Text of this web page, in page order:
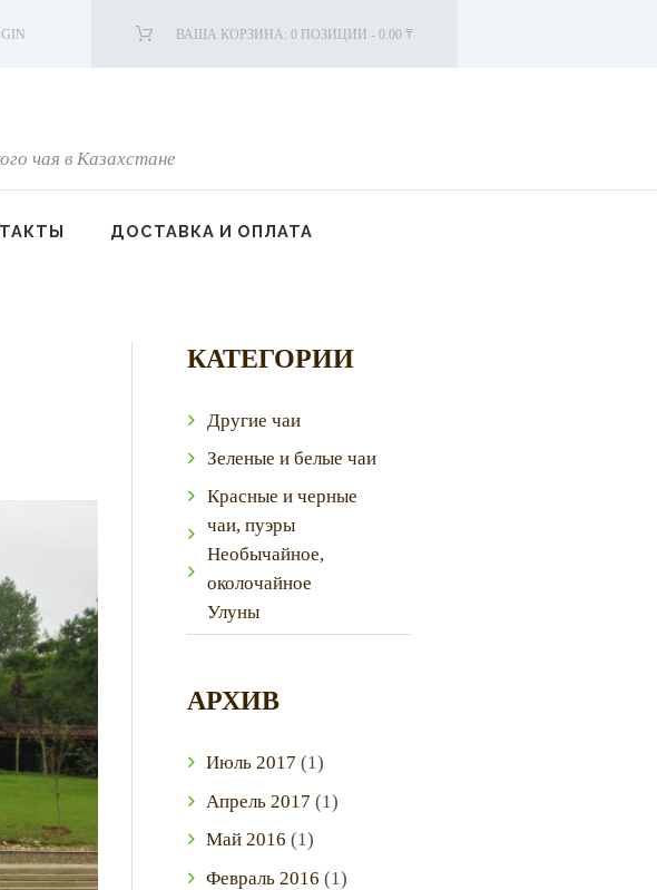
ВАША КОРЗИНА: 0 ПОЗИЦИИ - 0.00 ₸
чая в Казахстане
ДОСТАВКА И ОПЛАТА
IMG_4636
КАТЕГОРИИ
Другие чаи
Зеленые и белые чаи
Красные и черные
чаи, пуэры
Необычайное,
околочайное
Улуны
АРХИВ
Июль 2017 (1)
Апрель 2017 (1)
Май 2016 (1)
Февраль 2016 (1)